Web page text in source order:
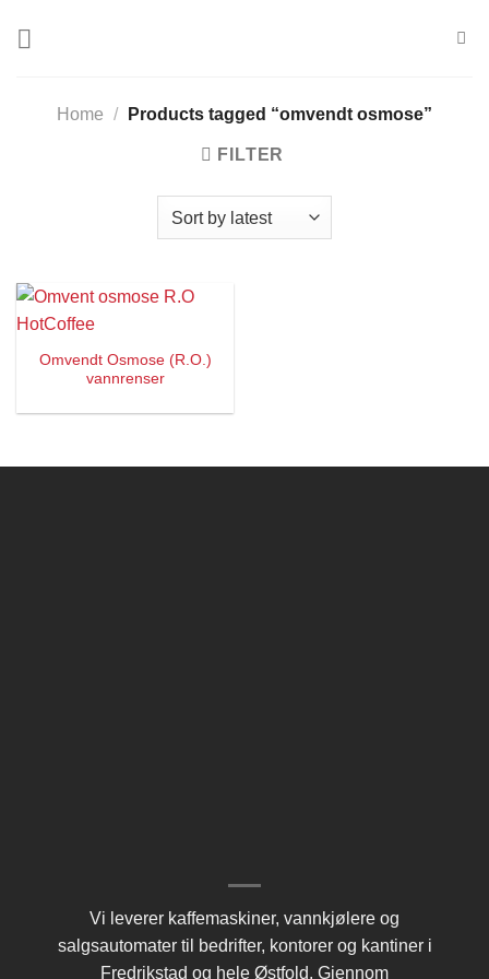
Home / Products tagged “omvendt osmose”
FILTER
Omvendt Osmose (R.O.)
vannrenser
Vi leverer kaffemaskiner, vannkjølere og
salgsautomater til bedrifter, kontorer og kantiner i
Fredrikstad og hele Østfold. Gjennom